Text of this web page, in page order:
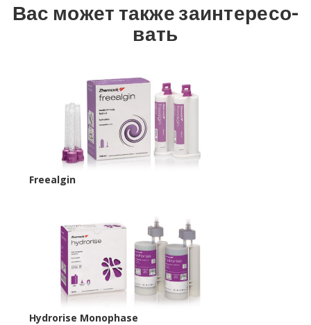
Вас может также за­ин­те­ре­со­
вать
Freealgin
Hydrorise Monophase